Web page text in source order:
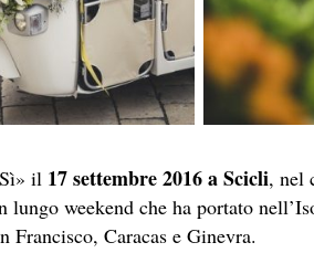
il 17 settembre 2016 a Scicli, nel
lungo weekend che ha portato
Francisco, Caracas e Ginevra.